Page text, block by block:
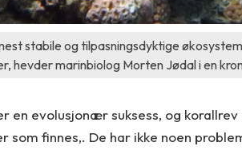
stabile og tilpasningsdyktige
hevder marinbiolog Morten Jødal i en
en evolusjonær suksess, og
som finnes,. De har ikke noen